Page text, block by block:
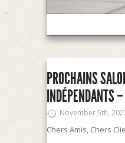
PROCHAINS
INDÉPENDANTS
November 5th,
Chers Amis, Chers